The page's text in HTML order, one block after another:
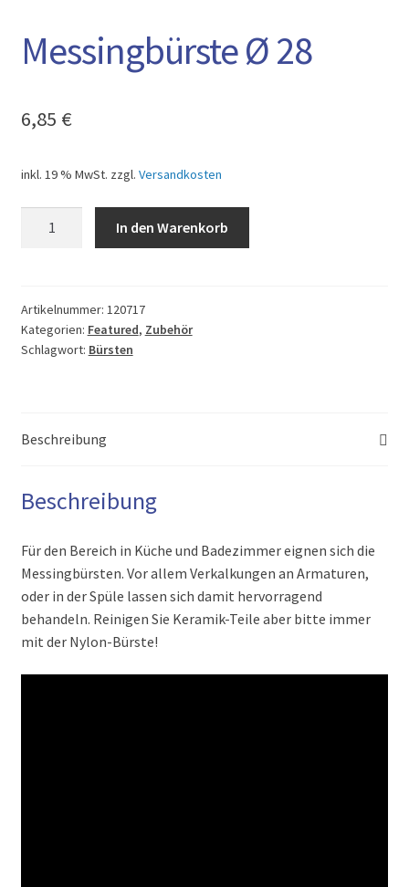
Messingbürste Ø 28
6,85 €
inkl. 19 % MwSt. zzgl. Versandkosten
In den Warenkorb
Artikelnummer: 120717
Kategorien: Featured, Zubehör
Schlagwort: Bürsten
Beschreibung
Beschreibung
Für den Bereich in Küche und Badezimmer eignen sich die
Messingbürsten. Vor allem Verkalkungen an Armaturen,
oder in der Spüle lassen sich damit hervorragend
behandeln. Reinigen Sie Keramik-Teile aber bitte immer
mit der Nylon-Bürste!